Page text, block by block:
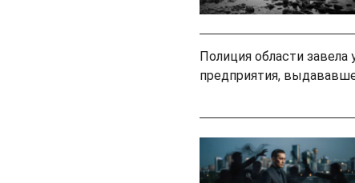
Полиция области завела
предприятия,